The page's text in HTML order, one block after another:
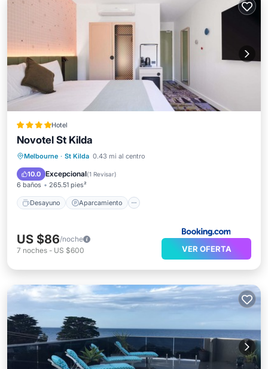
Hotel
Novotel St Kilda
Melbourne · St Kilda 0.43 mi al centro
10.0 Excepcional(1 Revisar)
6 baños 265.51 pies²
Desayuno Aparcamiento
Desayuno
Aparcamiento
Balcón/Terraza
US $86/noche
7 noches - US $600 VER OFERTA